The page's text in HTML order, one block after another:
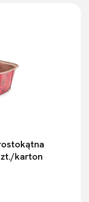
karton